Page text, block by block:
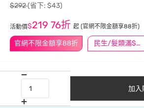
官網不限金額享88折 民生/髮類滿$388送舒潔冰巾
$292(省下: $43)
活動價$219 76折 起 (官網不限金額享88折)
加入